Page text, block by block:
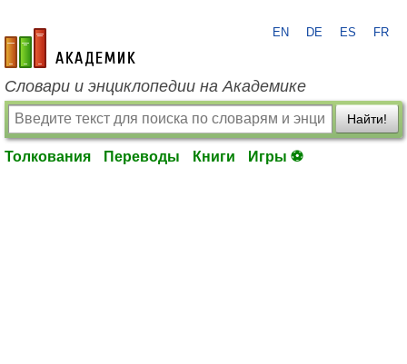
academic.ru
EN DE ES FR
Словари и энциклопедии на Академике
Найти!
Толкования Переводы Книги Игры ⚽